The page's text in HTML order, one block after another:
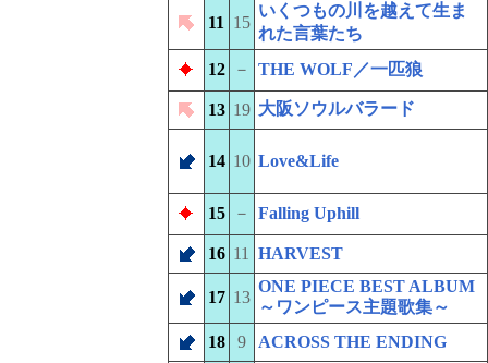
11 15
いくつもの川を越えて生ま
れた言葉たち
12
－ THE WOLF／一匹狼
13 19 大阪ソウルバラード
14 10 Love&Life
15 － Falling Uphill
16 11 HARVEST
17 13
ONE PIECE BEST ALBUM
～ワンピース主題歌集～
18
9 ACROSS THE ENDING